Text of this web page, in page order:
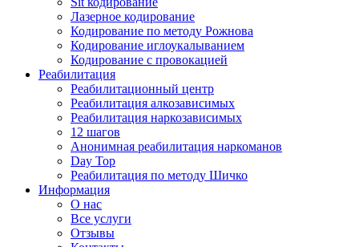
Лазерное кодирование
Кодирование по методу Рожнова
Кодирование иглоукалыванием
Кодирование с провокацией
Реабилитация
Реабилитационный центр
Реабилитация алкозависимых
Реабилитация наркозависимых
12 шагов
Анонимная реабилитация наркоманов
Day Top
Реабилитация по методу Шичко
Информация
О нас
Все услуги
Отзывы